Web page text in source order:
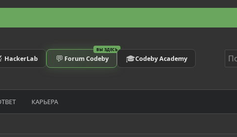
HackerLab
ВЫ ЗДЕСЬ
💬 Forum Codeby 🎓Codeby Academy
КАРЬЕРА